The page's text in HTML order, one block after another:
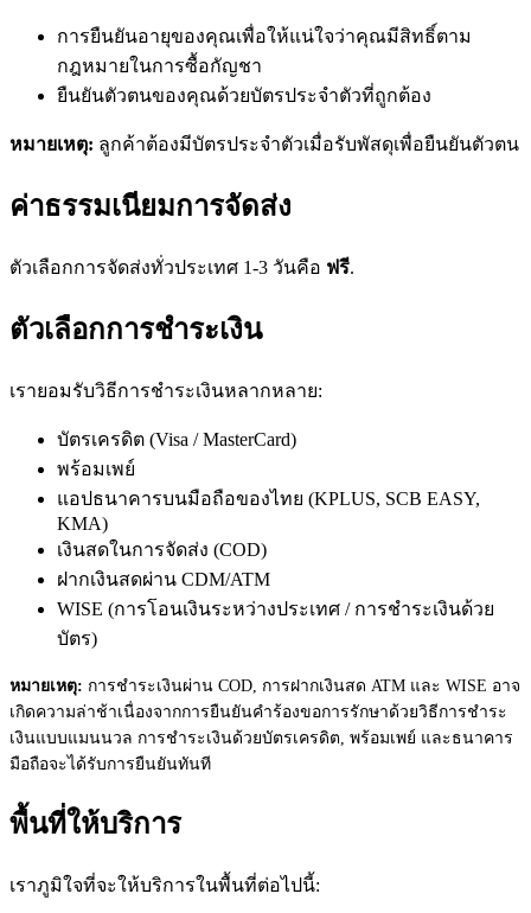
การยืนยันอายุของคุณเพื่อให้แน่ใจว่าคุณมีสิทธิ์ตาม
กฎหมายในการซื้อกัญชา
ยืนยันตัวตนของคุณด้วยบัตรประจำตัวที่ถูกต้อง
หมายเหตุ: ลูกค้าต้องมีบัตรประจำตัวเมื่อรับพัสดุเพื่อยืนยันตัวตน
ค่าธรรมเนียมการจัดส่ง
ตัวเลือกการจัดส่งทั่วประเทศ 1-3 วันคือ ฟรี.
ตัวเลือกการชำระเงิน
เรายอมรับวิธีการชำระเงินหลากหลาย:
บัตรเครดิต (Visa / MasterCard)
พร้อมเพย์
แอปธนาคารบนมือถือของไทย (KPLUS, SCB EASY,
KMA)
เงินสดในการจัดส่ง (COD)
ฝากเงินสดผ่าน CDM/ATM
WISE (การโอนเงินระหว่างประเทศ / การชำระเงินด้วย
บัตร)
หมายเหตุ: การชำระเงินผ่าน COD, การฝากเงินสด ATM และ WISE อาจ
เกิดความล่าช้าเนื่องจากการยืนยันคำร้องขอการรักษาด้วยวิธีการชำระ
เงินแบบแมนนวล การชำระเงินด้วยบัตรเครดิต, พร้อมเพย์ และธนาคาร
มือถือจะได้รับการยืนยันทันที
พื้นที่ให้บริการ
เราภูมิใจที่จะให้บริการในพื้นที่ต่อไปนี้: